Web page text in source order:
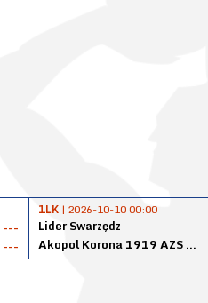
---
---
1LK | 2026-10-10 00:00
Lider Swarzędz
Akopol Korona 1919 AZS PK Kraków